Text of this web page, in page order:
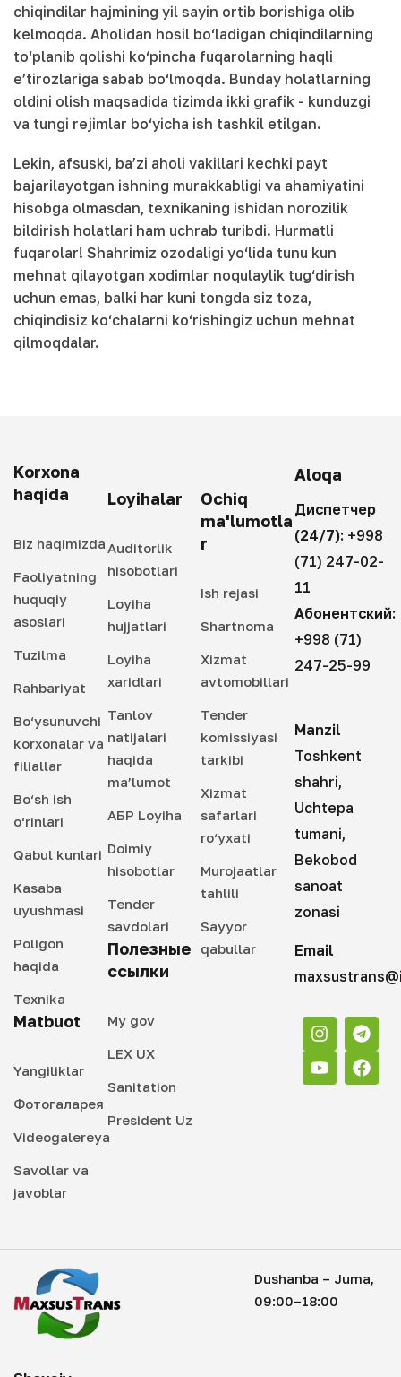
chiqindilar hajmining yil sayin ortib borishiga olib
kelmoqda. Aholidan hosil bo‘ladigan chiqindilarning
to‘planib qolishi ko‘pincha fuqarolarning haqli
e’tirozlariga sabab bo‘lmoqda. Bunday holatlarning
oldini olish maqsadida tizimda ikki grafik - kunduzgi
va tungi rejimlar bo‘yicha ish tashkil etilgan.
Lekin, afsuski, ba’zi aholi vakillari kechki payt
bajarilayotgan ishning murakkabligi va ahamiyatini
hisobga olmasdan, texnikaning ishidan norozilik
bildirish holatlari ham uchrab turibdi. Hurmatli
fuqarolar! Shahrimiz ozodaligi yo‘lida tunu kun
mehnat qilayotgan xodimlar noqulaylik tug‘dirish
uchun emas, balki har kuni tongda siz toza,
chiqindisiz ko‘chalarni ko‘rishingiz uchun mehnat
qilmoqdalar.
Korxona
haqida
Biz haqimizda
Faoliyatning
huquqiy
asoslari
Tuzilma
Rahbariyat
Bo‘ysunuvchi
korxonalar va
filiallar
Bo‘sh ish
o‘rinlari
Qabul kunlari
Kasaba
uyushmasi
Poligon
haqida
Texnika
Matbuot
Yangiliklar
Фотогаларея
Videogalereya
Savollar va
javoblar
Loyihalar
Auditorlik
hisobotlari
Loyiha
hujjatlari
Loyiha
xaridlari
Tanlov
natijalari
haqida
ma’lumot
АБР Loyiha
Doimiy
hisobotlar
Tender
savdolari
Полезные
ссылки
My gov
LEX UX
Sanitation
President Uz
Ochiq
ma'lumotla
r
Ish rejasi
Shartnoma
Xizmat
avtomobillari
Tender
komissiyasi
tarkibi
Xizmat
safarlari
ro‘yxati
Murojaatlar
tahlili
Sayyor
qabullar
Aloqa
Диспетчер
(24/7): +998
(71) 247-02-
11
Абонентский:
+998 (71)
247-25-99
Manzil
Toshkent
shahri,
Uchtepa
tumani,
Bekobod
sanoat
zonasi
Email
Dushanba – Juma,
09:00–18:00